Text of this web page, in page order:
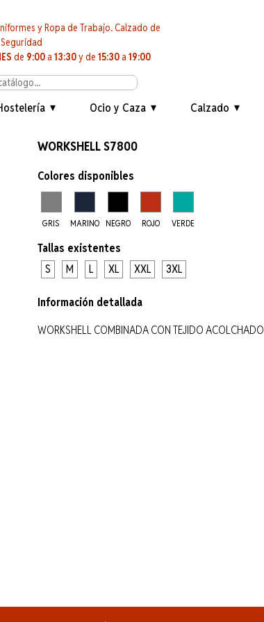
y Ropa de Trabajo. Calzado de
Seguridad
de 9:00a13:30y de15:30a19:00
Ocio y Caza Calzado
WORKSHELL S7800
Colores disponibles
GRIS MARINO NEGRO ROJO VERDE
Tallas existentes
S
M L XL XXL 3XL
Información detallada
WORKSHELL COMBINADA CON TEJIDO ACOLCHADO